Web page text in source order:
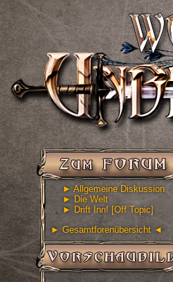
► Allgemeine Diskussion
► Die Welt
► Drift Inn! [Off Topic]
► Gesamtforenübersicht ◄